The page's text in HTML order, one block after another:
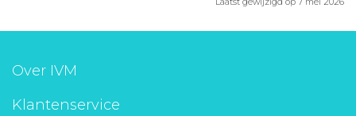
Over IVM
Klantenservice